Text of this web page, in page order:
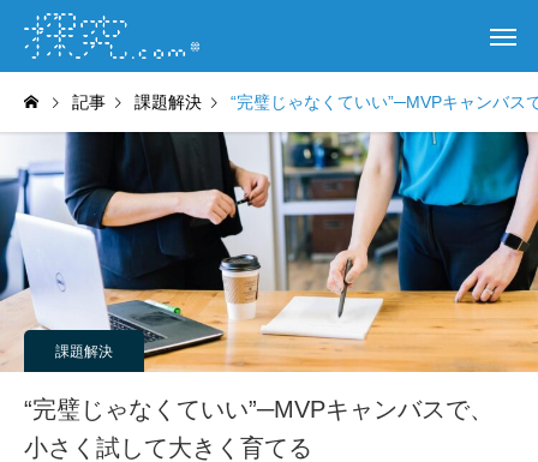
記事 課題解決 “完璧じゃなくていい”─MVPキャンバス
課題解決
“完璧じゃなくていい”─MVPキャンバスで、
小さく試して大きく育てる